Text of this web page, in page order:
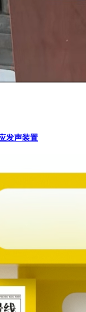
发声装置